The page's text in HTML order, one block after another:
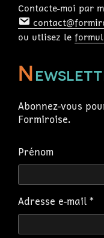
Contacte-moi par
ou utlisez le
N
Abonnez-vous
Formiroise.
Prénom
Adresse e-mail *